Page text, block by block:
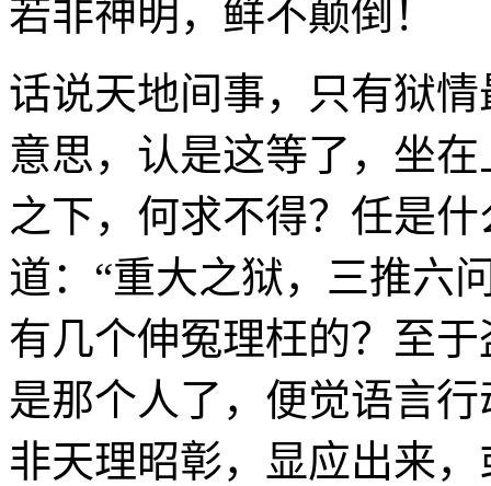
若非神明，鲜不颠倒！
话说天地间事，只有狱
意思，认是这等了，坐
之下，何求不得？任是
道：“重大之狱，三推六
有几个伸冤理枉的？至
是那个人了，便觉语言
非天理昭彰，显应出来